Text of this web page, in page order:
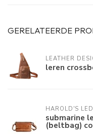
GERELATEERDE
LEATHER
leren
HAROLD'S
submarine
(beltbag)